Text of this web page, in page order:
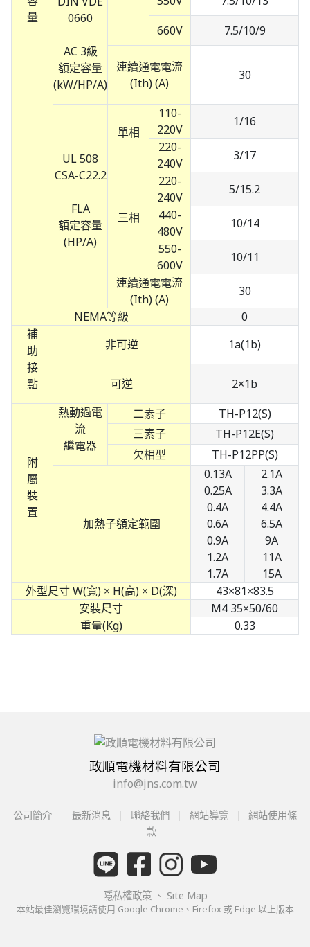
量
0660
AC 3級
額定容量
(kW/HP/A)
660V
7.5/10/9
連續通電電流
(Ith) (A)
30
UL 508
CSA-C22.2
FLA
額定容量
(HP/A)
單相
110-
220V
1/16
220-
240V
3/17
三相
220-
240V
5/15.2
440-
480V
10/14
550-
600V
10/11
連續通電電流
(Ith) (A)
30
NEMA等級
0
補
助
接
點
非可逆 1a(1b)
可逆 2×1b
附
屬
裝
置
熱動過電
流
繼電器
二素子
TH-P12(S)
三素子
TH-P12E(S)
欠相型
TH-P12PP(S)
加熱子額定範圍
0.13A
0.25A
0.4A
0.6A
0.9A
1.2A
1.7A
2.1A
3.3A
4.4A
6.5A
9A
11A
15A
外型尺寸 W(寬) × H(高) × D(深)
43×81×83.5
安裝尺寸
M4 35×50/60
重量(Kg)
0.33
政順電機材料有限公司
info@jns.com.tw
公司簡介 最新消息 聯絡我們 網站導覽
網站使用條
款
隱私權政策 、 Site Map
本站最佳瀏覽環境請使用 Google Chrome、Firefox 或 Edge 以上版本